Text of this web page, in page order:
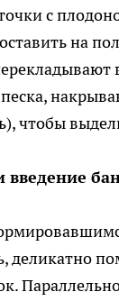
с
на
чтобы
введение
деликатно